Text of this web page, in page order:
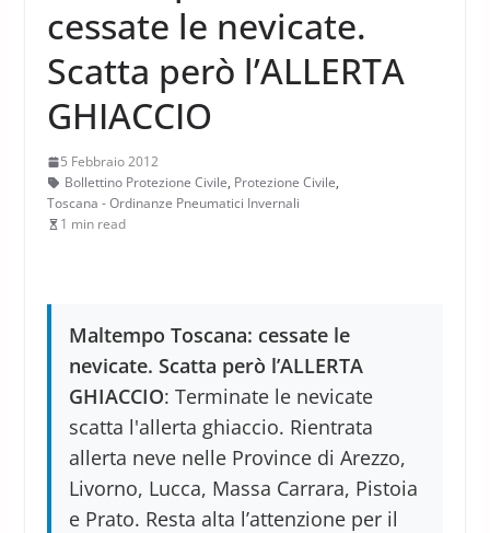
cessate le nevicate.
Scatta però l’ALLERTA
GHIACCIO
5 Febbraio 2012
Bollettino Protezione Civile, Protezione Civile,
Toscana - Ordinanze Pneumatici Invernali
1 min read
Maltempo Toscana: cessate le
nevicate. Scatta però l’ALLERTA
GHIACCIO: Terminate le nevicate
scatta l'allerta ghiaccio. Rientrata
allerta neve nelle Province di Arezzo,
Livorno, Lucca, Massa Carrara, Pistoia
e Prato. Resta alta l’attenzione per il